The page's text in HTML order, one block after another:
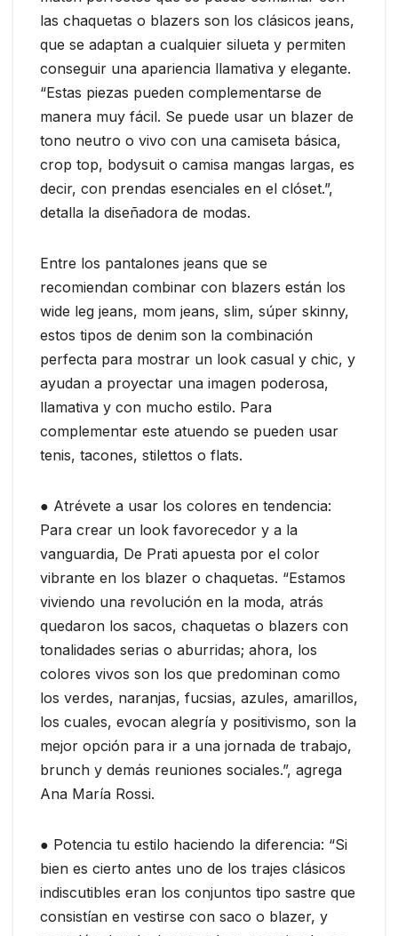
las chaquetas o blazers son los clásicos jeans,
que se adaptan a cualquier silueta y permiten
conseguir una apariencia llamativa y elegante.
“Estas piezas pueden complementarse de
manera muy fácil. Se puede usar un blazer de
tono neutro o vivo con una camiseta básica,
crop top, bodysuit o camisa mangas largas, es
decir, con prendas esenciales en el clóset.”,
detalla la diseñadora de modas.
Entre los pantalones jeans que se
recomiendan combinar con blazers están los
wide leg jeans, mom jeans, slim, súper skinny,
estos tipos de denim son la combinación
perfecta para mostrar un look casual y chic, y
ayudan a proyectar una imagen poderosa,
llamativa y con mucho estilo. Para
complementar este atuendo se pueden usar
tenis, tacones, stilettos o flats.
● Atrévete a usar los colores en tendencia:
Para crear un look favorecedor y a la
vanguardia, De Prati apuesta por el color
vibrante en los blazer o chaquetas. “Estamos
viviendo una revolución en la moda, atrás
quedaron los sacos, chaquetas o blazers con
tonalidades serias o aburridas; ahora, los
colores vivos son los que predominan como
los verdes, naranjas, fucsias, azules, amarillos,
los cuales, evocan alegría y positivismo, son la
mejor opción para ir a una jornada de trabajo,
brunch y demás reuniones sociales.”, agrega
Ana María Rossi.
● Potencia tu estilo haciendo la diferencia: “Si
bien es cierto antes uno de los trajes clásicos
indiscutibles eran los conjuntos tipo sastre que
consistían en vestirse con saco o blazer, y